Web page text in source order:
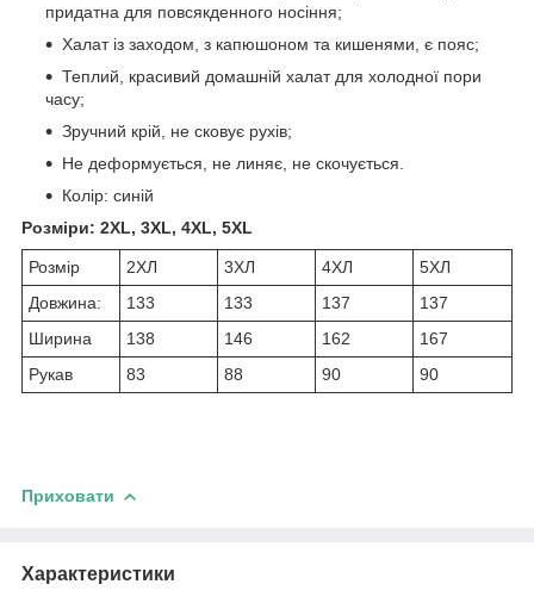
придатна для повсякденного носіння;
Халат із заходом, з капюшоном та кишенями, є пояс;
Теплий, красивий домашній халат для холодної пори
часу;
Зручний крій, не сковує рухів;
Не деформується, не линяє, не скочується.
Колір: синій
Розміри: 2XL, 3XL, 4XL, 5XL
Розмір 2ХЛ 3ХЛ 4ХЛ
5ХЛ
Довжина:
133 133 137
137
Ширина
138 146 162
167
Рукав
83 88 90 90
Приховати
Характеристики